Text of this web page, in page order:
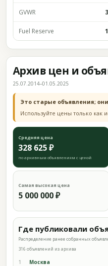
GVWR
Fuel Reserve
Архив цен и
25.07.2014–01.05.2025
Это старые объявления;
Используйте цены только как
Средняя цена
328 625 ₽
по архивным объявлениям с ценой
Самая высокая цена
5 000 000 ₽
Где публиковали
Распределение ранее собранных
316 объявлений из архива
1 Москва